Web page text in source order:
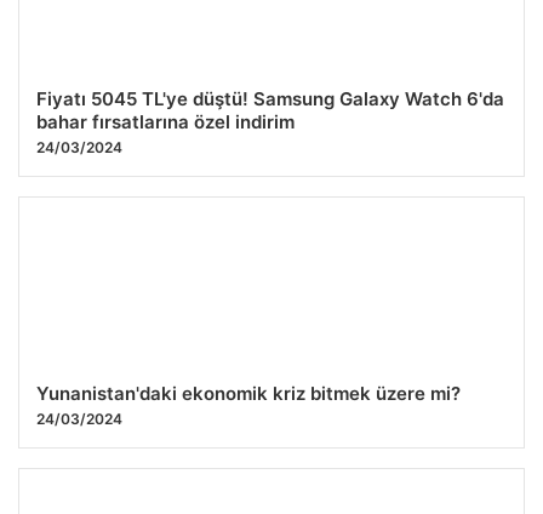
Fiyatı 5045 TL'ye düştü! Samsung Galaxy Watch 6'da
bahar fırsatlarına özel indirim
24/03/2024
Yunanistan'daki ekonomik kriz bitmek üzere mi?
24/03/2024